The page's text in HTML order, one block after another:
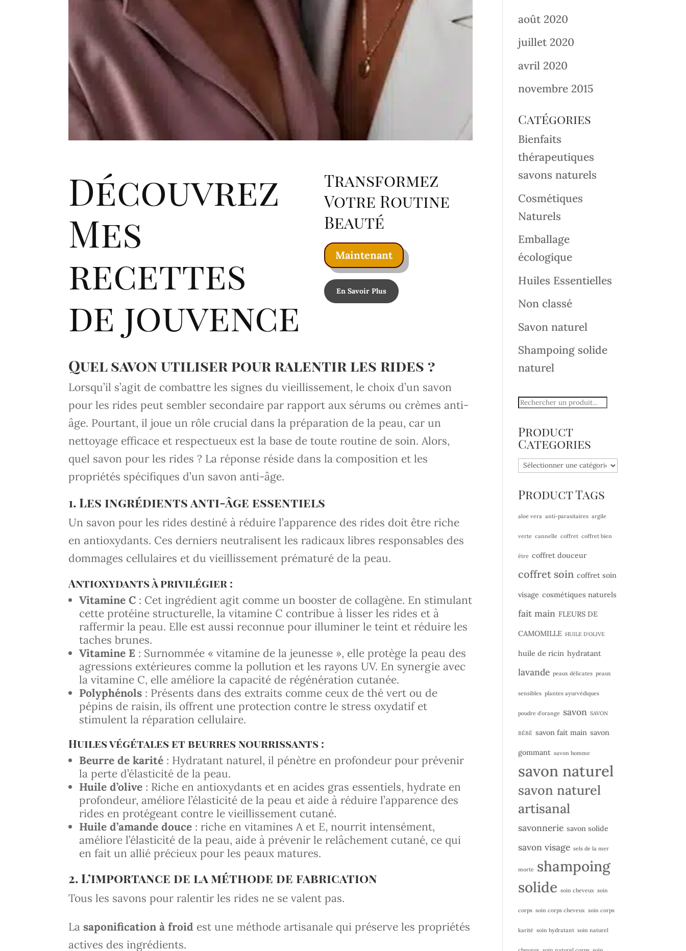
Découvrez
Mes
recettes
de jouvence
Transformez
Votre Routine
Beauté
Maintenant
En Savoir Plus
Quel savon utiliser pour ralentir les rides ?
Lorsqu’il s’agit de combattre les signes du vieillissement, le choix d’un savon
pour les rides peut sembler secondaire par rapport aux sérums ou crèmes anti-
âge. Pourtant, il joue un rôle crucial dans la préparation de la peau, car un
nettoyage efficace et respectueux est la base de toute routine de soin. Alors,
quel savon pour les rides ? La réponse réside dans la composition et les
propriétés spécifiques d’un savon anti-âge.
1. Les ingrédients anti-âge essentiels
Un savon pour les rides destiné à réduire l’apparence des rides doit être riche
en antioxydants. Ces derniers neutralisent les radicaux libres responsables des
dommages cellulaires et du vieillissement prématuré de la peau.
Antioxydants à privilégier :
Vitamine C : Cet ingrédient agit comme un booster de collagène. En stimulant
cette protéine structurelle, la vitamine C contribue à lisser les rides et à
raffermir la peau. Elle est aussi reconnue pour illuminer le teint et réduire les
taches brunes.
Vitamine E : Surnommée « vitamine de la jeunesse », elle protège la peau des
agressions extérieures comme la pollution et les rayons UV. En synergie avec
la vitamine C, elle améliore la capacité de régénération cutanée.
Polyphénols : Présents dans des extraits comme ceux de thé vert ou de
pépins de raisin, ils offrent une protection contre le stress oxydatif et
stimulent la réparation cellulaire.
Huiles végétales et beurres nourrissants :
Beurre de karité : Hydratant naturel, il pénètre en profondeur pour prévenir
la perte d’élasticité de la peau.
Huile d’olive : Riche en antioxydants et en acides gras essentiels, hydrate en
profondeur, améliore l’élasticité de la peau et aide à réduire l’apparence des
rides en protégeant contre le vieillissement cutané.
Huile d’amande douce : riche en vitamines A et E, nourrit intensément,
améliore l’élasticité de la peau, aide à prévenir le relâchement cutané, ce qui
en fait un allié précieux pour les peaux matures.
2. L’importance de la méthode de fabrication
Tous les savons pour ralentir les rides ne se valent pas.
La saponification à froid est une méthode artisanale qui préserve les propriétés
actives des ingrédients.
août 2020
juillet 2020
avril 2020
novembre 2015
Catégories
Bienfaits
thérapeutiques
savons naturels
Cosmétiques
Naturels
Emballage
écologique
Huiles Essentielles
Non classé
Savon naturel
Shampoing solide
naturel
Product
Categories
Product Tags
aloe vera anti-parasitaires argile
verte cannelle coffret coffret bien
être coffret douceur
coffret soin coffret soin
visage cosmétiques naturels
fait main FLEURS DE
CAMOMILLE HUILE D'OLIVE
huile de ricin hydratant
lavande peaux délicates peaux
sensibles plantes ayurvédiques
poudre d'orange savon SAVON
BÉBÉ savon fait main savon
gommant savon homme
savon naturel
savon naturel
artisanal
savonnerie savon solide
savon visage sels de la mer
morte shampoing
solide soin cheveux soin
corps soin corps cheveux soin corps
karité soin hydratant soin naturel